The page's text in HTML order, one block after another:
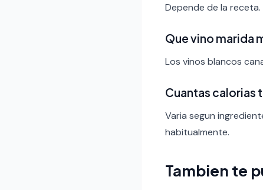
Depende de la
Que vino marida
Los vinos blancos
Cuantas calorias
Varia segun
habitualmente.
Tambien te